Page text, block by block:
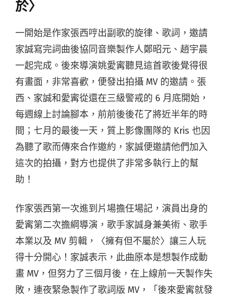
於〉
一開始是作家張西哼出副歌的旋律、歌詞，邀請
家誠寫完詞曲後協同音樂製作人鄭昭元、趙宇晨
一起完成。後來導演姚愛寗聽見這首歌後覺得很
有畫面，非常喜歡，便發出拍攝 MV 的邀請。張
西、家誠和愛寗從還在三級警戒的 6 月底開始，
每週線上討論腳本，前前後後花了將近半年的時
間；七月的最後一天，質上影像團隊的 Kris 也因
為聽了歌而傳來合作邀約，家誠便邀請他們加入
這次的拍攝，對方也提供了非常多執行上的幫
助！
作家張西第一次進到片場擔任場記，演員出身的
愛寗第二次擔綱導演，歌手家誠身兼美術、歌手
本業以及 MV 剪輯，〈擁有但不屬於〉讓三人玩
得十分開心！家誠表示，此曲原本是想製作成動
畫 MV，但努力了三個月後，在上線前一天製作失
敗，連夜緊急製作了歌詞版 MV，「後來愛寗就發